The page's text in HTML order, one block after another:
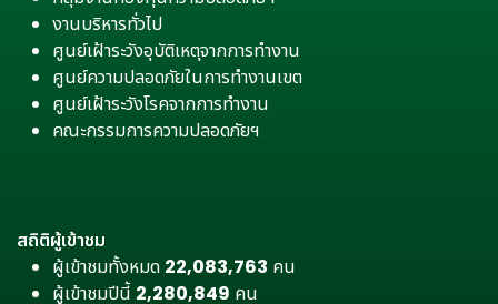
งานบริหารทั่วไป
ศูนย์เฝ้าระวังอุบัติเหตุจากการทำงาน
ศูนย์ความปลอดภัยในการทำงานเขต
ศูนย์เฝ้าระวังโรคจากการทำงาน
คณะกรรมการความปลอดภัยฯ
สถิติผู้เข้าชม
ผู้เข้าชมทั้งหมด 22,083,763 คน
ผู้เข้าชมปีนี้ 2,280,849 คน